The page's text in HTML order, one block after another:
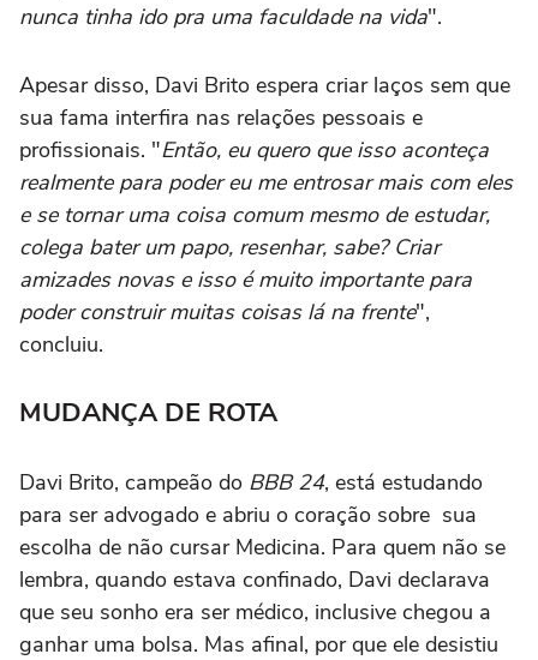
nunca tinha ido pra uma faculdade na vida".
Apesar disso, Davi Brito espera criar laços sem que
sua fama interfira nas relações pessoais e
profissionais. "Então, eu quero que isso aconteça
realmente para poder eu me entrosar mais com eles
e se tornar uma coisa comum mesmo de estudar,
colega bater um papo, resenhar, sabe? Criar
amizades novas e isso é muito importante para
poder construir muitas coisas lá na frente",
concluiu.
MUDANÇA DE ROTA
Davi Brito, campeão do BBB 24, está estudando
para ser advogado e abriu o coração sobre sua
escolha de não cursar Medicina. Para quem não se
lembra, quando estava confinado, Davi declarava
que seu sonho era ser médico, inclusive chegou a
ganhar uma bolsa. Mas afinal, por que ele desistiu